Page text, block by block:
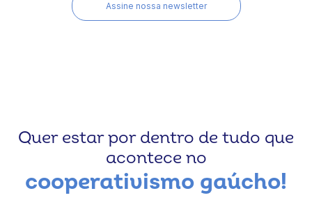
Assine nossa newsletter
Quer estar por dentro de tudo que
acontece no
cooperativismo gaúcho!